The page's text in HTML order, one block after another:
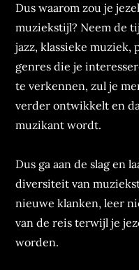
Dus waarom zou je
muziekstijl? Neem de
jazz, klassieke muziek,
genres die je
te verkennen, zul je
verder ontwikkelt en
muzikant wordt.
Dus ga aan de slag en
diversiteit van
nieuwe klanken, leer
van de reis terwijl je
worden.